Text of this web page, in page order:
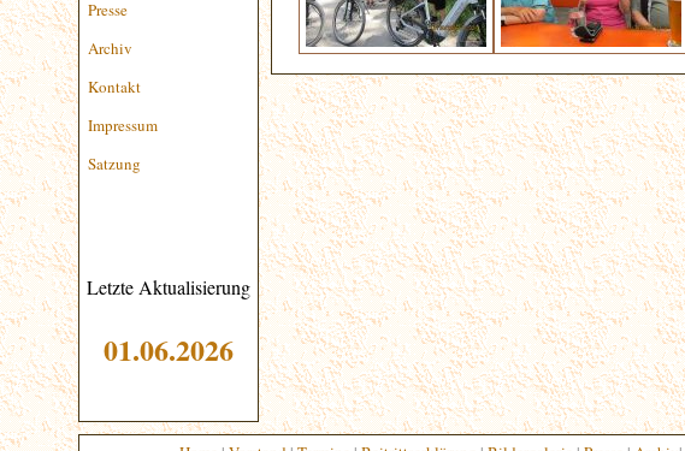
Presse
Archiv
Kontakt
Impressum
Satzung
Letzte Aktualisierung
01.06.2026